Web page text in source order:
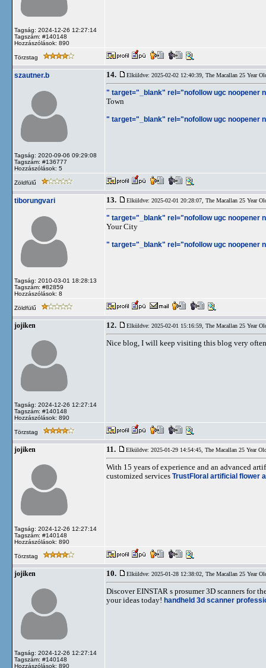
Tagság: 2024-12-26 12:27:14
Tagszám: #140148
Hozzászólások: 890
Törzstag
szautner.b
Tagság: 2020-09-06 09:29:08
Tagszám: #136777
Hozzászólások: 5
14. Elküldve: 2025-02-02 12:40:39, The Macallan 25 Year
" target="_blank" rel="nofollow ugc noopener
Town
" target="_blank" rel="nofollow ugc noopener
Zöldfülű
tiborungvari
Tagság: 2010-03-01 18:28:13
Tagszám: #82859
Hozzászólások: 8
13. Elküldve: 2025-02-01 20:28:07, The Macallan 25 Year
" target="_blank" rel="nofollow ugc noopener
Your City
" target="_blank" rel="nofollow ugc noopener
Zöldfülű
jojiken
Tagság: 2024-12-26 12:27:14
Tagszám: #140148
Hozzászólások: 890
12. Elküldve: 2025-02-01 15:16:59, The Macallan 25 Year
Nice blog, I will keep visiting this blog very
Törzstag
jojiken
Tagság: 2024-12-26 12:27:14
Tagszám: #140148
Hozzászólások: 890
11. Elküldve: 2025-01-29 14:54:45, The Macallan 25 Year
With 15 years of experience and an advanced
customized services TrustFloral artificial flower
Törzstag
jojiken
Tagság: 2024-12-26 12:27:14
Tagszám: #140148
Hozzászólások: 890
10. Elküldve: 2025-01-28 12:38:02, The Macallan 25 Year
Discover EINSTAR s prosumer 3D scanners for
your ideas today! handheld 3d scanner